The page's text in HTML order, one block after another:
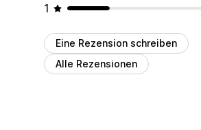
1
Eine Rezension schreiben
Alle Rezensionen